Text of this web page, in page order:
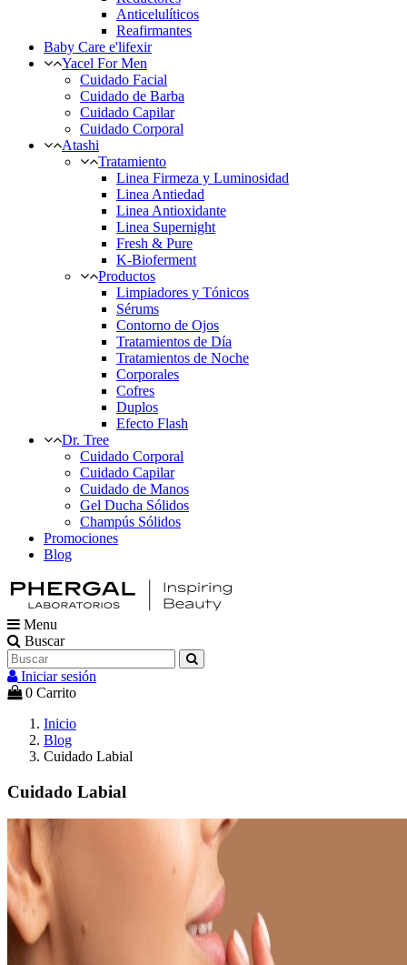
Anticelulíticos
Reafirmantes
Baby Care e'lifexir
Yacel For Men
Cuidado Facial
Cuidado de Barba
Cuidado Capilar
Cuidado Corporal
Atashi
Tratamiento
Linea Firmeza y Luminosidad
Linea Antiedad
Linea Antioxidante
Linea Supernight
Fresh & Pure
K-Bioferment
Productos
Limpiadores y Tónicos
Sérums
Contorno de Ojos
Tratamientos de Día
Tratamientos de Noche
Corporales
Cofres
Duplos
Efecto Flash
Dr. Tree
Cuidado Corporal
Cuidado Capilar
Cuidado de Manos
Gel Ducha Sólidos
Champús Sólidos
Promociones
Blog
Menu
Buscar
Iniciar sesión
0 Carrito
Inicio
Blog
Cuidado Labial
Cuidado Labial